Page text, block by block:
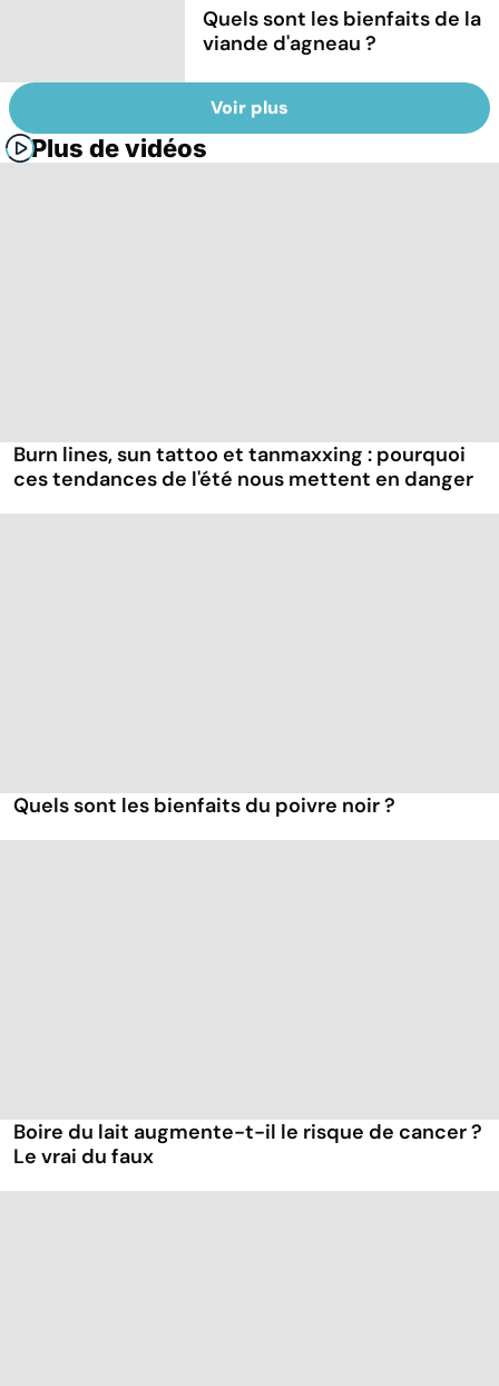
Quels sont les bienfaits de la
viande d'agneau ?
Voir plus
Plus de vidéos
Burn lines, sun tattoo et tanmaxxing : pourquoi
ces tendances de l'été nous mettent en danger
Quels sont les bienfaits du poivre noir ?
Boire du lait augmente-t-il le risque de cancer ?
Le vrai du faux